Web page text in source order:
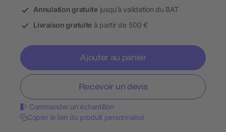
Annulation gratuitejusqu’à validation du BAT
Livraison gratuite à partir de 500 €
Ajouter au panier
Recevoir un devis
Commander un échantillon
Copier le lien du produit personnalisé